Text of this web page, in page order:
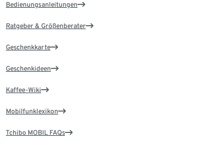
Bedienungsanleitungen
Ratgeber & Größenberater
Geschenkkarte
Geschenkideen
Kaffee-Wiki
Mobilfunklexikon
Tchibo MOBIL FAQs